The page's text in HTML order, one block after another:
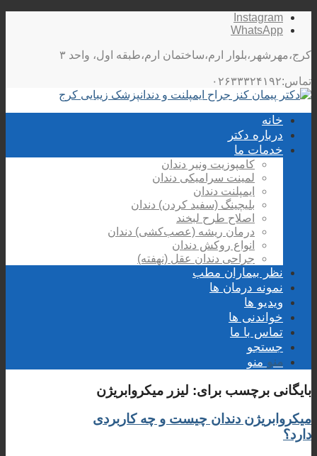
Instagram
WhatsApp
کرج،مهرشهر،بلوار ارم،ساختمان ارم،طبقه اول، واحد ۳
تماس:۰۲۶۳۳۳۲۴۱۹۲
خانه
درباره دکتر
خدمات ما
کامپوزیت ونیر دندان
لمینت سرامیکی دندان
ایمپلنت دندان
بلیچینگ (سفید کردن) دندان
اصلاح طرح لبخند
درمان ریشه (عصب‌کشی) دندان
انواع روکش دندان
جراحی دندان عقل (نهفته)
نظر بیماران مطب
نمونه درمان ها
ویدیو ها
خواندنی ها
تماس با ما
جستجو
منو منو
بایگانی برچسب برای: لیزر میکروابریژن
میکروابریژن دندان چیست و چه کاربردی
دارد؟